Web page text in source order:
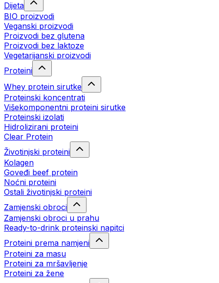
Dijeta
BIO proizvodi
Veganski proizvodi
Proizvodi bez glutena
Proizvodi bez laktoze
Vegetarijanski proizvodi
Proteini
Whey protein sirutke
Proteinski koncentrati
Višekomponentni proteini sirutke
Proteinski izolati
Hidrolizirani proteini
Clear Protein
Životinjski proteini
Kolagen
Goveđi beef protein
Noćni proteini
Ostali životinjski proteini
Zamjenski obroci
Zamjenski obroci u prahu
Ready-to-drink proteinski napitci
Proteini prema namjeni
Proteini za masu
Proteini za mršavljenje
Proteini za žene